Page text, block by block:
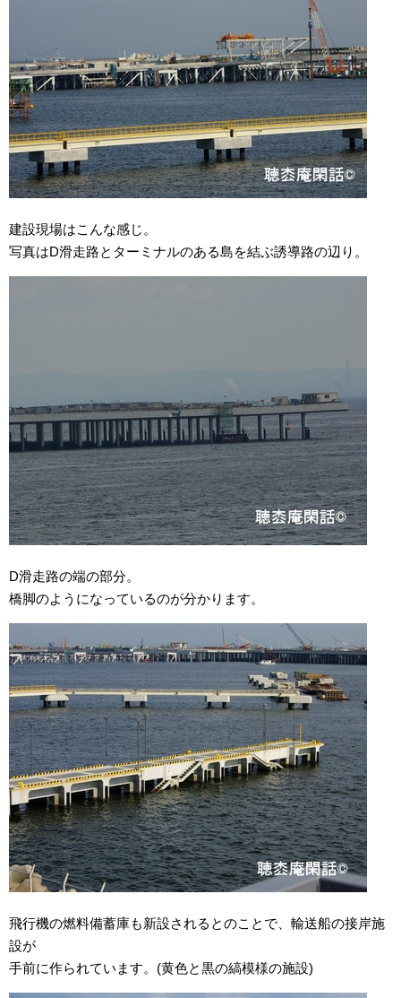
建設現場はこんな感じ。
写真はD滑走路とターミナルのある島を結ぶ誘導路の辺り。
D滑走路の端の部分。
橋脚のようになっているのが分かります。
飛行機の燃料備蓄庫も新設されるとのことで、輸送船の接岸施
設が
手前に作られています。(黄色と黒の縞模様の施設)